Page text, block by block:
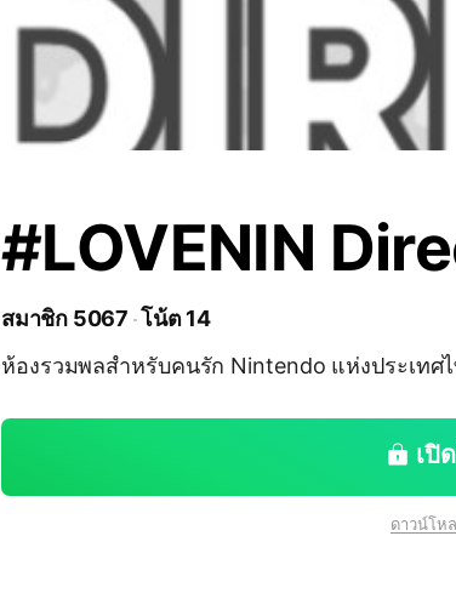
#LOVENIN
สมาชิก 5067 โน้ต 14
ห้องรวมพลสำหรับคนรัก Nintendo แห่งประเทศ
เปิ
ดาวน์โห